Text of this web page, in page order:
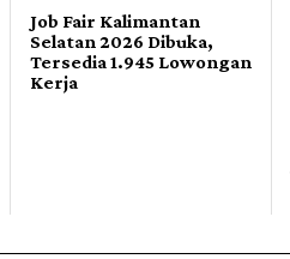
Job Fair Kalimantan
Selatan 2026 Dibuka,
Tersedia 1.945 Lowongan
Kerja